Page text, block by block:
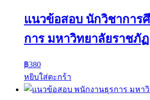
แนวข้อสอบ นักวิชาการ
การ มหาวิทยาลัยราชภั
฿380
หยิบใส่ตะกร้า